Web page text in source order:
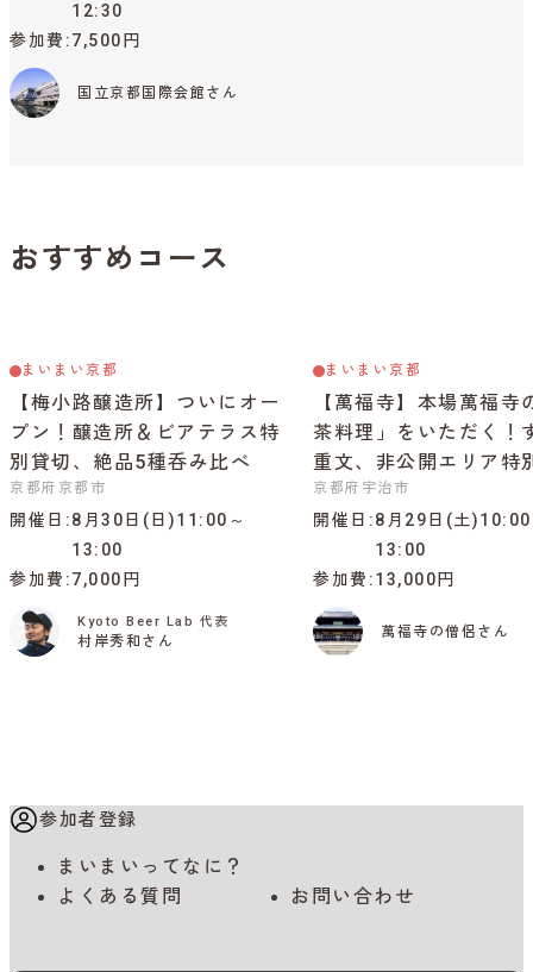
12:30
参加費 7,500円
国立京都国際会館さん
おすすめコース
まいまい京都
【梅小路醸造所】ついにオー
プン！醸造所＆ビアテラス特
別貸切、絶品5種呑み比べ
京都府京都市
開催日
8月30日(日)11:00～
13:00
参加費 7,000円
Kyoto Beer Lab 代表
村岸秀和さん
まいまい京都
【萬福寺】本場萬福寺
茶料理」をいただく！
重文、非公開エリア特
京都府宇治市
開催日
8月29日(土
13:00
参加費 13,000円
萬福寺の僧侶さん
参加者登録
まいまいってなに？
よくある質問
お問い合わせ